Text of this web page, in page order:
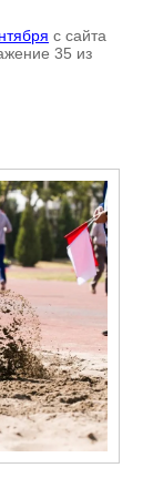
с сайта
35 из